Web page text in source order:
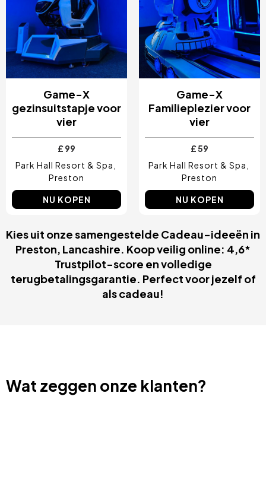
Game-X
gezinsuitstapje voor
vier
£ 99
Park Hall Resort & Spa
Preston
NU KOPEN
Game-X
Familieplezier voor
vier
£ 59
Park Hall Resort & Spa
Preston
NU KOPEN
Kies uit onze samengestelde Cadeau-ideeën in
Preston, Lancashire. Koop veilig online: 4,6*
Trustpilot-score en volledige
terugbetalingsgarantie. Perfect voor jezelf of
als cadeau!
Wat zeggen onze klanten?